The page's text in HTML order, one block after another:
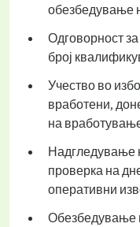
обезбедување
Одговорност
број
Учество во
вработени,
на
Надгледување
проверка на
оперативни
Обезбедување